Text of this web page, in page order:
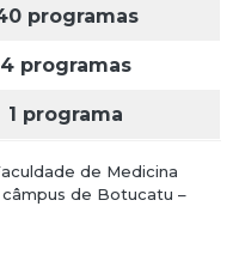
programas
4 programas
1 programa
de Medicina
de Botucatu –